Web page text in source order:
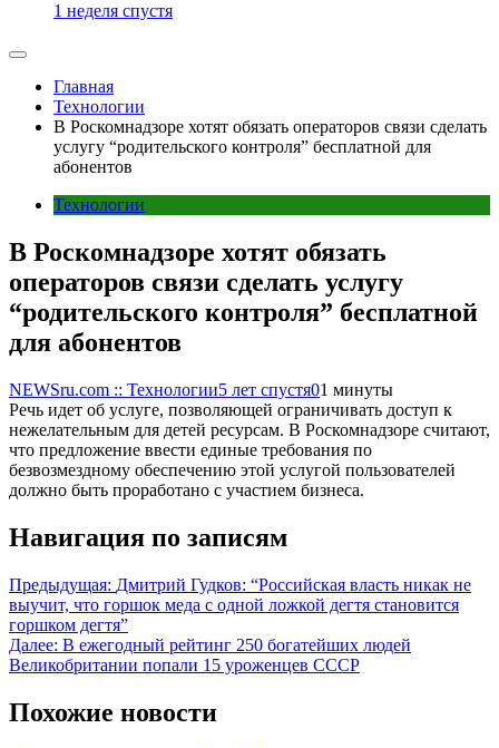
1 неделя спустя
Главная
Технологии
В Роскомнадзоре хотят обязать операторов связи сделать
услугу “родительского контроля” бесплатной для
абонентов
Технологии
В Роскомнадзоре хотят обязать
операторов связи сделать услугу
“родительского контроля” бесплатной
для абонентов
NEWSru.com :: Технологии5 лет спустя01 минуты
Речь идет об услуге, позволяющей ограничивать доступ к
нежелательным для детей ресурсам. В Роскомнадзоре считают,
что предложение ввести единые требования по
безвозмездному обеспечению этой услугой пользователей
должно быть проработано с участием бизнеса.
Навигация по записям
Предыдущая: Дмитрий Гудков: “Российская власть никак не
выучит, что горшок меда с одной ложкой дегтя становится
горшком дегтя”
Далее: В ежегодный рейтинг 250 богатейших людей
Великобритании попали 15 уроженцев СССР
Похожие новости